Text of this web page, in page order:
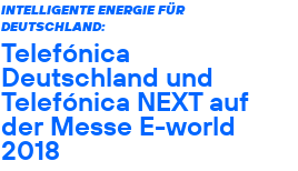
INTELLIGENTE ENERGIE FÜR
DEUTSCHLAND:
Telefónica
Deutschland und
Telefónica NEXT auf
der Messe E-world
2018